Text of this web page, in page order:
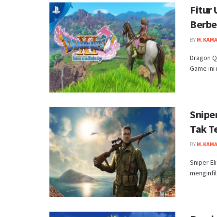
Fitur
BY
Dragon
Game
Tak
BY
Sniper